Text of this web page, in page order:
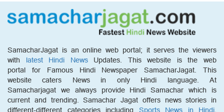
SamacharJagat is an online web portal; it serves the viewers
with latest Hindi NewsUpdates. This website is the web
portal for Famous Hindi Newspaper SamacharJagat. This
website caters News in only Hindi language. At
Samacharjagat we always provide Hindi Samachar which is
current and trending. Samachar Jagat offers news stories in